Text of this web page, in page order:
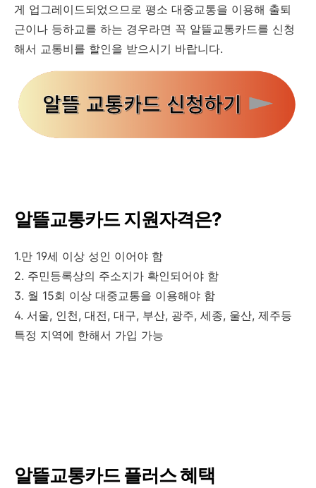
게 업그레이드되었으므로 평소 대중교통을 이용해 출퇴
근이나 등하교를 하는 경우라면 꼭 알뜰교통카드를 신청
해서 교통비를 할인을 받으시기 바랍니다.
알뜰교통카드 지원자격은?
1.만 19세 이상 성인 이어야 함
2. 주민등록상의 주소지가 확인되어야 함
3. 월 15회 이상 대중교통을 이용해야 함
4. 서울, 인천, 대전, 대구, 부산, 광주, 세종, 울산, 제주등
특정 지역에 한해서 가입 가능
알뜰교통카드 플러스 혜택